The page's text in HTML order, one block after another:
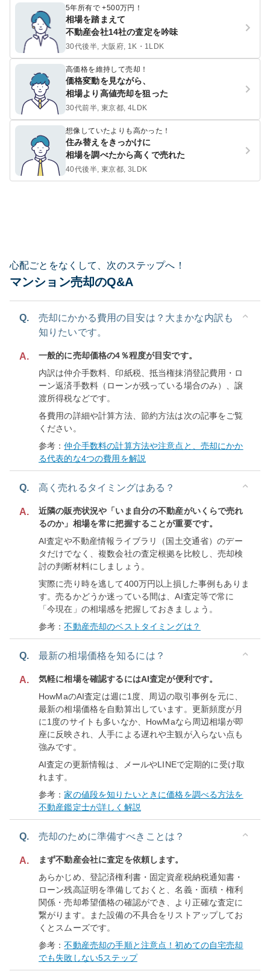
5年所有で +500万円！
相場を踏まえて
不動産会社14社の査定を吟味
30代後半, 大阪府, 1K・1LDK
高価格を維持して売却！
価格変動を見ながら、
相場より高値売却を狙った
30代前半, 東京都, 4LDK
想像していたよりも高かった！
住み替えをきっかけに
相場を調べたから高くで売れた
40代後半, 東京都, 3LDK
心配ごとをなくして、次のステップへ！
マンション売却のQ&A
Q.
売却にかかる費用の目安は？大まかな内訳も
知りたいです。
A.
一般的に売却価格の4％程度が目安です。
内訳は仲介手数料、印紙税、抵当権抹消登記費用・ロ
ーン返済手数料（ローンが残っている場合のみ）、譲
渡所得税などです。
各費用の詳細や計算方法、節約方法は次の記事をご覧
ください。
参考：仲介手数料の計算方法や注意点と、売却にかか
る代表的な4つの費用を解説
Q. 高く売れるタイミングはある？
A.
近隣の販売状況や「いま自分の不動産がいくらで売れ
るのか」相場を常に把握することが重要です。
AI査定や不動産情報ライブラリ（国土交通省）のデー
タだけでなく、複数会社の査定根拠を比較し、売却検
討の判断材料にしましょう。
実際に売り時を逃して400万円以上損した事例もありま
す。売るかどうか迷っている間は、AI査定等で常に
「今現在」の相場感を把握しておきましょう。
参考：不動産売却のベストタイミングは？
Q. 最新の相場価格を知るには？
A.
気軽に相場を確認するにはAI査定が便利です。
HowMaのAI査定は週に1度、周辺の取引事例を元に、
最新の相場価格を自動算出しています。更新頻度が月
に1度のサイトも多いなか、HowMaなら周辺相場が即
座に反映され、人手による遅れや主観が入らない点も
強みです。
AI査定の更新情報は、メールやLINEで定期的に受け取
れます。
参考：家の値段を知りたいときに価格を調べる方法を
不動産鑑定士が詳しく解説
Q. 売却のために準備すべきことは？
A.
まず不動産会社に査定を依頼します。
あらかじめ、登記済権利書・固定資産税納税通知書・
ローン残高証明を準備しておくと、名義・面積・権利
関係・売却希望価格の確認ができ、より正確な査定に
繋がります。また設備の不具合をリストアップしてお
くとスムーズです。
参考：不動産売却の手順と注意点！初めての自宅売却
でも失敗しない5ステップ